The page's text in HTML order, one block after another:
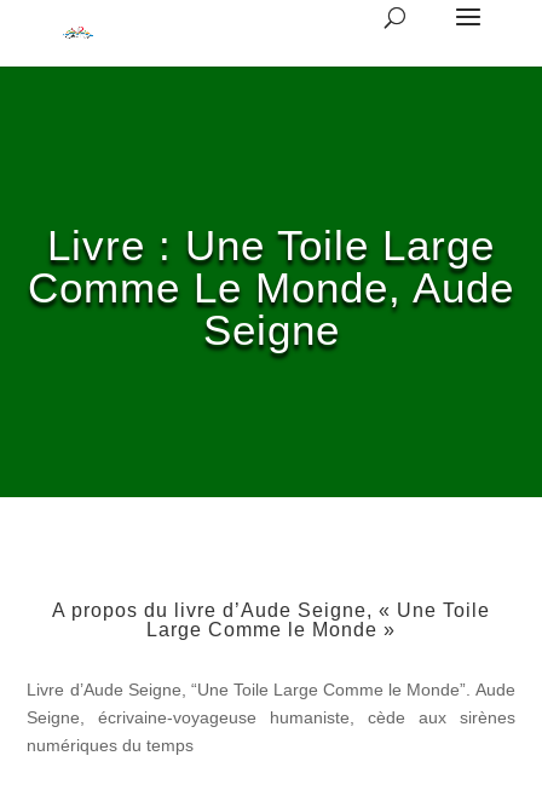
Livre : Une Toile Large
Comme Le Monde, Aude
Seigne
A propos du livre d’Aude Seigne, « Une Toile
Large Comme le Monde »
Livre d’Aude Seigne, “Une Toile Large Comme le Monde”. Aude
Seigne, écrivaine-voyageuse humaniste, cède aux sirènes
numériques du temps